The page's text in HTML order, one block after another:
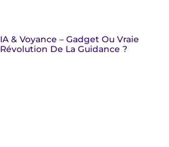
IA & Voyance – Gadget Ou Vraie
Révolution De La Guidance ?